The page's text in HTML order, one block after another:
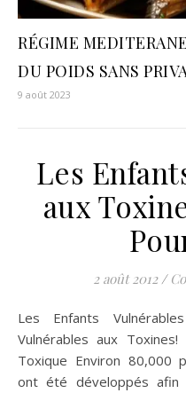
RÉGIME
DU POIDS SANS
9 août 2023
Les
aux
2 août 2012 /
Les Enfants Vulnérables aux Toxines! Les Enfants
Vulnérables aux
Toxique Environ 80,000
ont été développés afin